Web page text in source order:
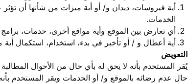
أية فيروسات، ديدان و/ أو أية ميزات من شأنها أن
الخدمات.
أي تعارض بين الموقع وأية مواقع أخرى، خدمات، برامج
أية أعطال و / أو تأخير في بدء، استخدام، استكمال
التعويض
يُقر المستخدم بأنه لا يحق له بأي حال من الأحوال
حال عدم رضائه بالموقع و/ أو الخدمات ويقر المستخدم